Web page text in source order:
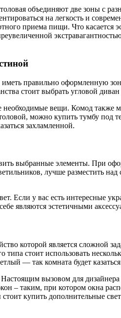
объединяют две зоны с
на легкость и
приема пищи. Что
правильно оформленную
стоит выбрать угловой
вещи. Комод также
можно купить тумбу под
захламленной.
выбранные элементы. При
лучше разместить
Если у вас есть интересные
являются эстетичными
которой является сложной
стоит использовать
— так комната будет
вызовом для дизайнера
– таким, при котором окна
купить дополнительные